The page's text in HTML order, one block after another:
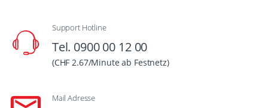
Support Hotline
Tel. 0900 00 12 00
(CHF 2.67/Minute ab Festnetz)
Mail Adresse